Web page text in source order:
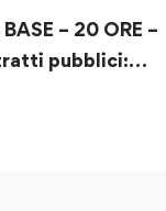
– 20 ORE –
pubblici: